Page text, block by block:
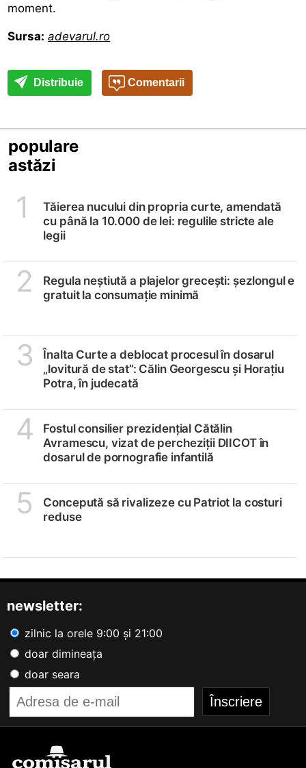
moment.
Sursa: adevarul.ro
Distribuie Comentarii
populare
astăzi
1
Tăierea nucului din propria curte, amendată
cu până la 10.000 de lei: regulile stricte ale
legii
2
Regula neștiută a plajelor grecești: șezlongul e
gratuit la consumație minimă
3
Înalta Curte a deblocat procesul în dosarul
„lovitură de stat”: Călin Georgescu și Horațiu
Potra, în judecată
4
Fostul consilier prezidențial Cătălin
Avramescu, vizat de percheziții DIICOT în
dosarul de pornografie infantilă
5
Concepută să rivalizeze cu Patriot la costuri
reduse
newsletter:
zilnic la orele 9:00 și 21:00
doar dimineața
doar seara